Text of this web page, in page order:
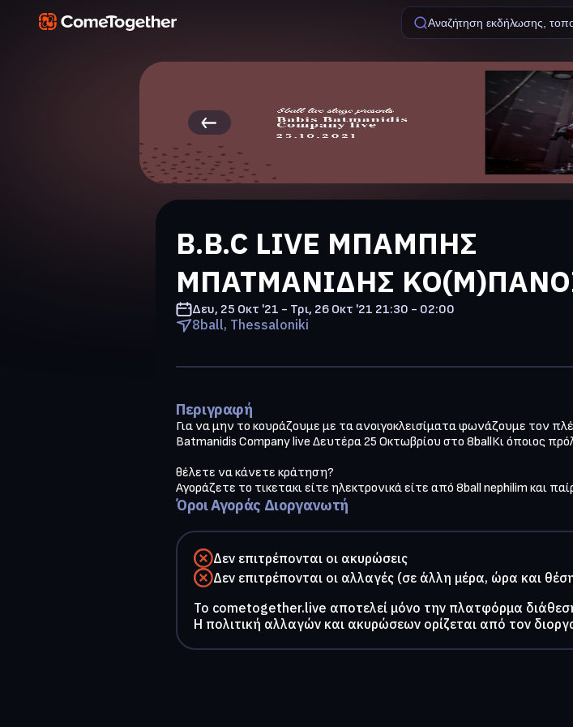
Αναζήτηση εκδήλωσης,
Β.B.C LIVE ΜΠΑΜΠΗΣ
ΜΠΑΤΜΑΝΙΔΗΣ
Δευ, 25 Οκτ '21 - Τρι, 26 Οκτ '21 21:30 - 02:00
8ball, Thessaloniki
Περιγραφή
Για να μην το κουράζουμε με τα ανοιγοκλεισίματα φωνάζουμε τον
Batmanidis Company live Δευτέρα 25 Οκτωβρίου στο 8ballΚι όποιος
θέλετε να κάνετε κράτηση?
Αγοράζετε το τικετακι είτε ηλεκτρονικά είτε από 8ball nephilim και
Όροι Αγοράς Διοργανωτή
Δεν επιτρέπονται οι ακυρώσεις
Δεν επιτρέπονται οι αλλαγές (σε άλλη μέρα, ώρα και
To cometogether.live αποτελεί μόνο την πλατφόρμα
Η πολιτική αλλαγών και ακυρώσεων ορίζεται από τον